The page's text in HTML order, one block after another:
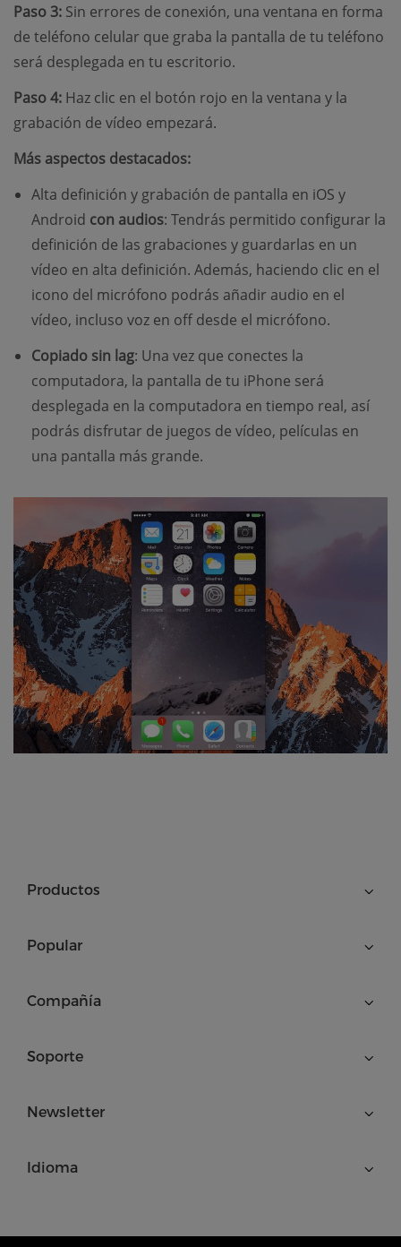
Paso 3: Sin errores de conexión, una ventana en forma
de teléfono celular que graba la pantalla de tu teléfono
será desplegada en tu escritorio.
Paso 4: Haz clic en el botón rojo en la ventana y la
grabación de vídeo empezará.
Más aspectos destacados:
Alta definición y grabación de pantalla en iOS y
Android con audios: Tendrás permitido configurar la
definición de las grabaciones y guardarlas en un
vídeo en alta definición. Además, haciendo clic en el
icono del micrófono podrás añadir audio en el
vídeo, incluso voz en off desde el micrófono.
Copiado sin lag: Una vez que conectes la
computadora, la pantalla de tu iPhone será
desplegada en la computadora en tiempo real, así
podrás disfrutar de juegos de vídeo, películas en
una pantalla más grande.
Productos
Popular
Compañía
Soporte
Newsletter
Idioma